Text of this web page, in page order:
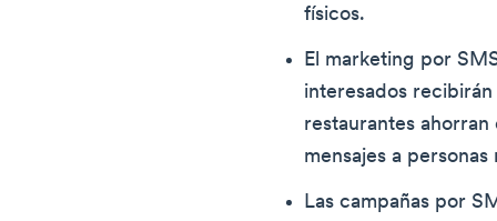
físicos.
El marketing por
interesados
restaurantes
mensajes a
Las campañas por